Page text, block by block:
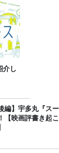
介し
後編】宇多丸『ス
【映画評書き起